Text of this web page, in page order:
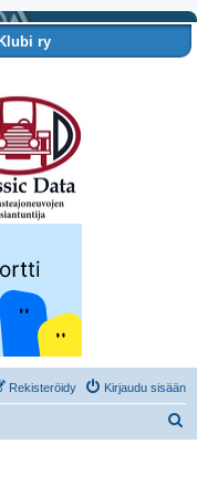
ry
Kirjaudu sisään
Rekisteröidy